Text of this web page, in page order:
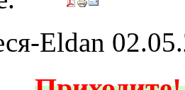
Eldan